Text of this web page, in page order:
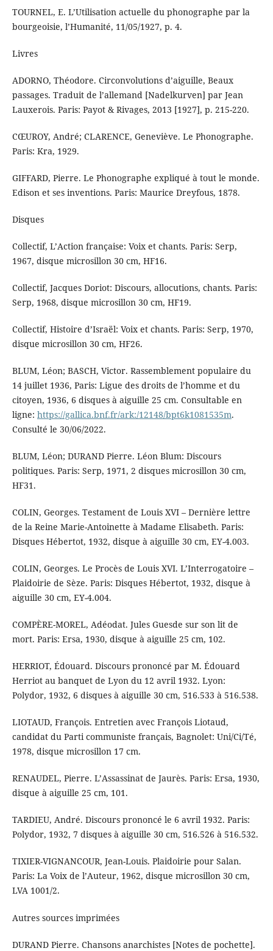
TOURNEL, E. L’Utilisation actuelle du phonographe par la
bourgeoisie, l’Humanité, 11/05/1927, p. 4.
Livres
ADORNO, Théodore. Circonvolutions d’aiguille, Beaux
passages. Traduit de l’allemand [Nadelkurven] par Jean
Lauxerois. Paris: Payot & Rivages, 2013 [1927], p. 215-220.
CŒUROY, André; CLARENCE, Geneviève. Le Phonographe.
Paris: Kra, 1929.
GIFFARD, Pierre. Le Phonographe expliqué à tout le monde.
Edison et ses inventions. Paris: Maurice Dreyfous, 1878.
Disques
Collectif, L’Action française: Voix et chants. Paris: Serp,
1967, disque microsillon 30 cm, HF16.
Collectif, Jacques Doriot: Discours, allocutions, chants. Paris:
Serp, 1968, disque microsillon 30 cm, HF19.
Collectif, Histoire d’Israël: Voix et chants. Paris: Serp, 1970,
disque microsillon 30 cm, HF26.
BLUM, Léon; BASCH, Victor. Rassemblement populaire du
14 juillet 1936, Paris: Ligue des droits de l’homme et du
citoyen, 1936, 6 disques à aiguille 25 cm. Consultable en
ligne: https://gallica.bnf.fr/ark:/12148/bpt6k1081535m.
Consulté le 30/06/2022.
BLUM, Léon; DURAND Pierre. Léon Blum: Discours
politiques. Paris: Serp, 1971, 2 disques microsillon 30 cm,
HF31.
COLIN, Georges. Testament de Louis XVI – Dernière lettre
de la Reine Marie-Antoinette à Madame Elisabeth. Paris:
Disques Hébertot, 1932, disque à aiguille 30 cm, EY-4.003.
COLIN, Georges. Le Procès de Louis XVI. L’Interrogatoire –
Plaidoirie de Sèze. Paris: Disques Hébertot, 1932, disque à
aiguille 30 cm, EY-4.004.
COMPÈRE-MOREL, Adéodat. Jules Guesde sur son lit de
mort. Paris: Ersa, 1930, disque à aiguille 25 cm, 102.
HERRIOT, Édouard. Discours prononcé par M. Édouard
Herriot au banquet de Lyon du 12 avril 1932. Lyon:
Polydor, 1932, 6 disques à aiguille 30 cm, 516.533 à 516.538.
LIOTAUD, François. Entretien avec François Liotaud,
candidat du Parti communiste français, Bagnolet: Uni/Ci/Té,
1978, disque microsillon 17 cm.
RENAUDEL, Pierre. L’Assassinat de Jaurès. Paris: Ersa, 1930,
disque à aiguille 25 cm, 101.
TARDIEU, André. Discours prononcé le 6 avril 1932. Paris:
Polydor, 1932, 7 disques à aiguille 30 cm, 516.526 à 516.532.
TIXIER-VIGNANCOUR, Jean-Louis. Plaidoirie pour Salan.
Paris: La Voix de l’Auteur, 1962, disque microsillon 30 cm,
LVA 1001/2.
Autres sources imprimées
DURAND Pierre. Chansons anarchistes [Notes de pochette].